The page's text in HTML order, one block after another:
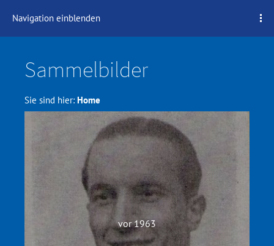
Navigation einblenden
Sammelbilder
Sie sind hier: Home
vor 1963